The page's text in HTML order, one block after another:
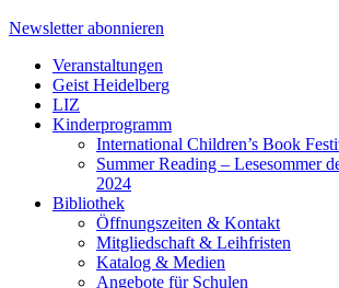
Newsletter abonnieren
Veranstaltungen
Geist Heidelberg
LIZ
Kinderprogramm
International Children’s Book
Summer Reading – Lesesommer
2024
Bibliothek
Öffnungszeiten & Kontakt
Mitgliedschaft & Leihfristen
Katalog & Medien
Angebote für Schulen